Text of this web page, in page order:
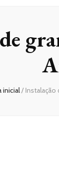
inicial/